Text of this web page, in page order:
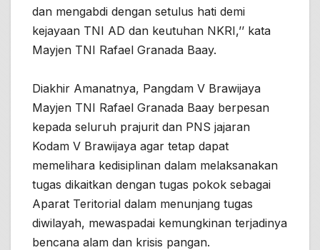
dan mengabdi dengan setulus hati demi
kejayaan TNI AD dan keutuhan NKRI,’’ kata
Mayjen TNI Rafael Granada Baay.
Diakhir Amanatnya, Pangdam V Brawijaya
Mayjen TNI Rafael Granada Baay berpesan
kepada seluruh prajurit dan PNS jajaran
Kodam V Brawijaya agar tetap dapat
memelihara kedisiplinan dalam melaksanakan
tugas dikaitkan dengan tugas pokok sebagai
Aparat Teritorial dalam menunjang tugas
diwilayah, mewaspadai kemungkinan terjadinya
bencana alam dan krisis pangan.